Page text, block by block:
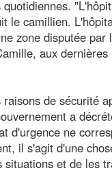
le camillien.
zone disputée par
aux dernières
de sécurité
a
d'urgence ne
il s'agit d'une
situations et de les